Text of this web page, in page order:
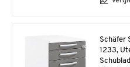
Schäfer
1233,